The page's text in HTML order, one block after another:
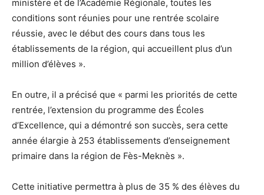
ministère et de l’Académie Régionale, toutes les
conditions sont réunies pour une rentrée scolaire
réussie, avec le début des cours dans tous les
établissements de la région, qui accueillent plus d’un
million d’élèves ».
En outre, il a précisé que « parmi les priorités de cette
rentrée, l’extension du programme des Écoles
d’Excellence, qui a démontré son succès, sera cette
année élargie à 253 établissements d’enseignement
primaire dans la région de Fès-Meknès ».
Cette initiative permettra à plus de 35 % des élèves du